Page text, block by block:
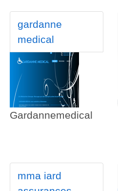
gardanne
medical
Gardannemedical
mma iard